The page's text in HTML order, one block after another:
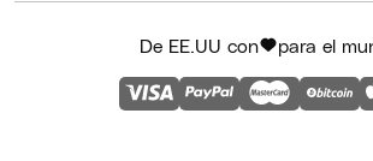
De EE.UU con para el